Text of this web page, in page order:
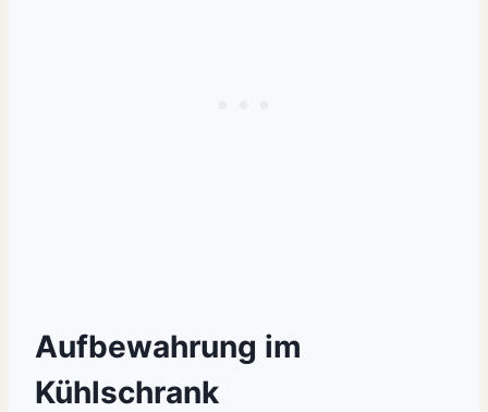
Aufbewahrung im
Kühlschrank